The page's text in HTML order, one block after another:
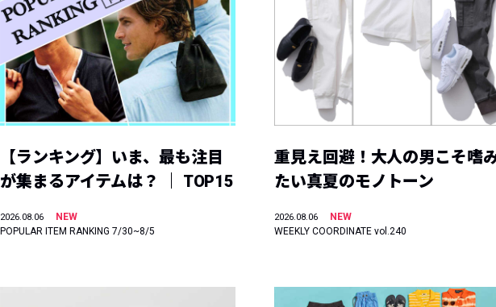
【ランキング】いま、最も注目
が集まるアイテムは？ ｜ TOP15
2026.08.06
NEW
POPULAR ITEM RANKING 7/30~8/5
重見え回避！大人の男こそ嗜
たい真夏のモノトーン
2026.08.06
NEW
WEEKLY COORDINATE vol.240